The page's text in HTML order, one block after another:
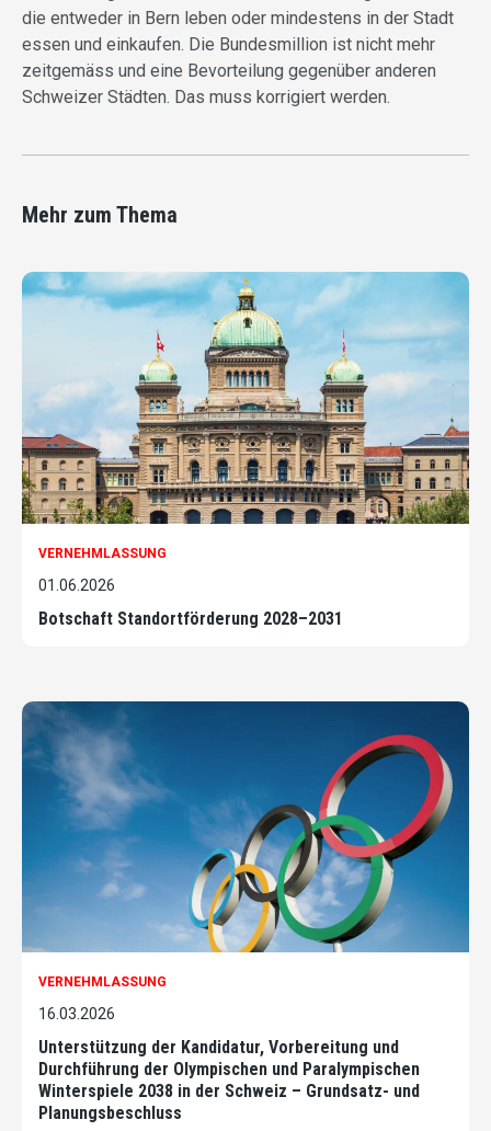
die entweder in Bern leben oder mindestens in der Stadt
essen und einkaufen. Die Bundesmillion ist nicht mehr
zeitgemäss und eine Bevorteilung gegenüber anderen
Schweizer Städten. Das muss korrigiert werden.
Mehr zum Thema
VERNEHMLASSUNG
01.06.2026
Botschaft Standortförderung 2028–2031
VERNEHMLASSUNG
16.03.2026
Unterstützung der Kandidatur, Vorbereitung und
Durchführung der Olympischen und Paralympischen
Winterspiele 2038 in der Schweiz – Grundsatz- und
Planungsbeschluss